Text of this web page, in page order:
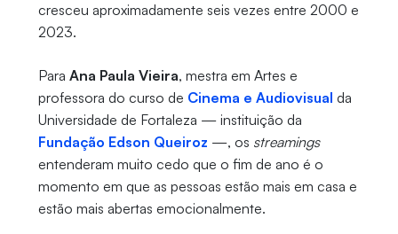
cresceu aproximadamente seis vezes entre 2000 e
2023.
Para Ana Paula Vieira, mestra em Artes e
professora do curso de Cinema e Audiovisual da
Universidade de Fortaleza — instituição da
Fundação Edson Queiroz —, os streamings
entenderam muito cedo que o fim de ano é o
momento em que as pessoas estão mais em casa e
estão mais abertas emocionalmente.